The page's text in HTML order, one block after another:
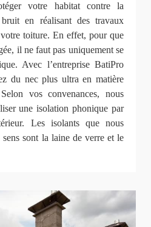
votre habitat contre la
en réalisant des travaux
toiture. En effet, pour que
il ne faut pas uniquement se
Avec l’entreprise BatiPro
du nec plus ultra en matière
vos convenances, nous
une isolation phonique par
Les isolants que nous
sont la laine de verre et le